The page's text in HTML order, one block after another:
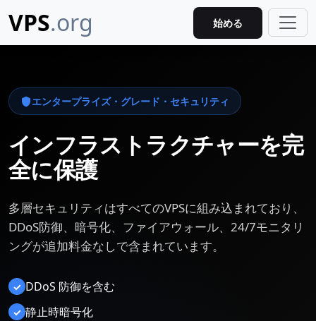
VPS.org 始める
エンタープライズ・グレード・セキュリティ
インフラストラクチャーを完
全に保護
多層セキュリティはすべてのVPSに組み込まれており、
DDoS防御、暗号化、ファイアウォール、24/7モニタリ
ングが追加料金なしで含まれています。
✓ DDoS 防御を含む
✓ 静止時暗号化